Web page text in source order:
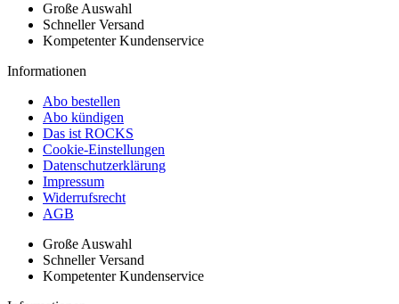
Große Auswahl
Schneller Versand
Kompetenter Kundenservice
Informationen
Abo bestellen
Abo kündigen
Das ist ROCKS
Cookie-Einstellungen
Datenschutzerklärung
Impressum
Widerrufsrecht
AGB
Große Auswahl
Schneller Versand
Kompetenter Kundenservice